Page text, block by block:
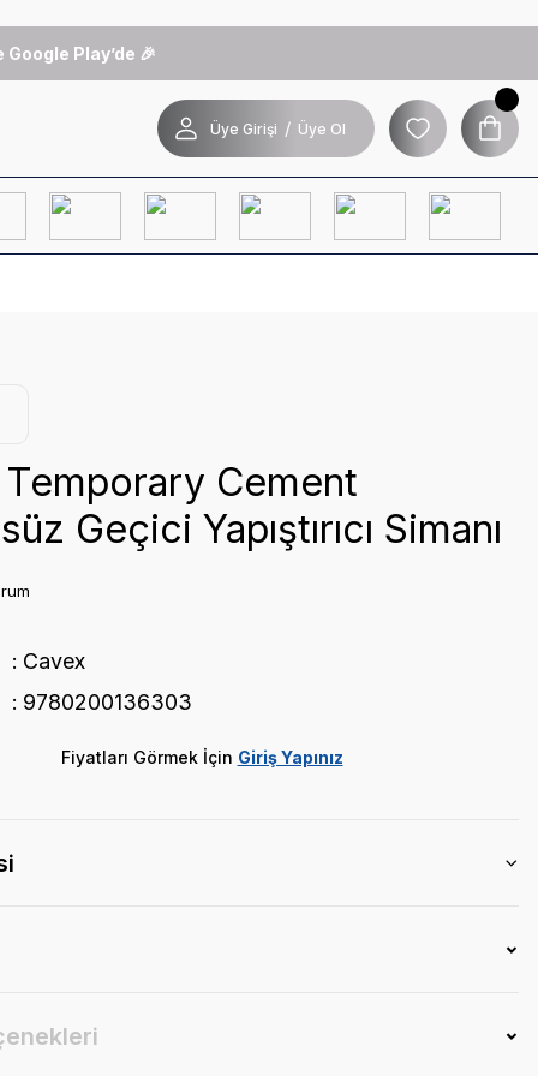
Play’de 🎉
Üye Girişi / Üye Ol
Temporary Cement
Geçici Yapıştırıcı Simanı
Cavex
9780200136303
Fiyatları Görmek İçin Giriş Yapınız